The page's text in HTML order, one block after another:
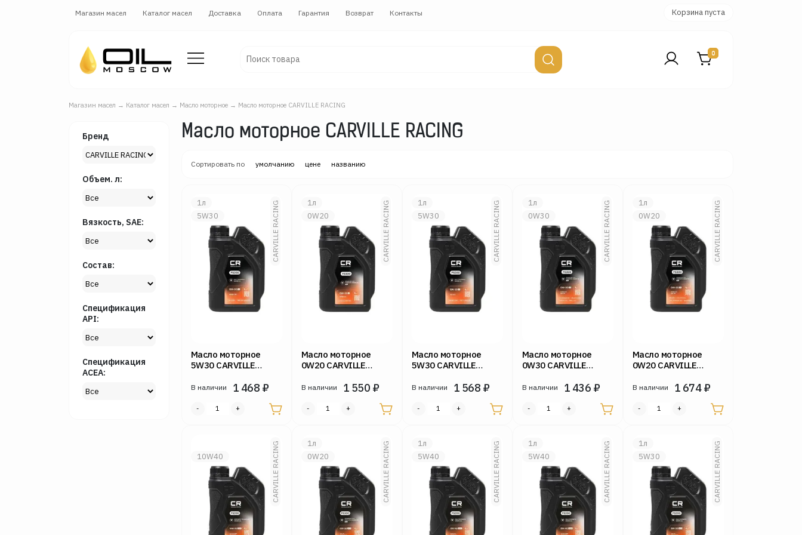
Магазин масел Каталог масел Доставка Оплата Гарантия Возврат Контакты Корзина пуста
0
Магазин масел → Каталог масел → Масло моторное → Масло моторное CARVILLE RACING
Бренд
Объем. л:
Вязкость, SAE:
Состав:
Спецификация
API:
Спецификация
ACEA:
Масло моторное CARVILLE RACING
Сортировать по умолчанию цене названию
CARVILLE RACING
1л
5W30
Масло моторное
5W30 CARVILLE
В наличии 1 468 ₽
CARVILLE RACING
1л
0W20
Масло моторное
0W20 CARVILLE
В наличии 1 550 ₽
CARVILLE RACING
1л
5W30
Масло моторное
5W30 CARVILLE
В наличии 1 568 ₽
CARVILLE RACING
1л
0W30
Масло моторное
0W30 CARVILLE
В наличии 1 436 ₽
CARVILLE RACING
1л
0W20
Масло моторное
0W20 CARVILLE
В наличии 1 674₽
CARVILLE RACING
10W40 CARVILLE RACING
1л
0W20
CARVILLE RACING
1л
5W40
CARVILLE RACING
1л
5W40
CARVILLE RACING
1л
5W30